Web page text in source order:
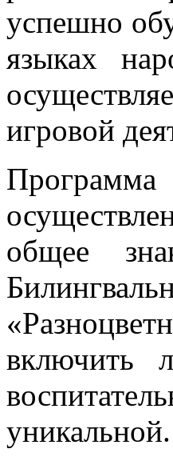
успешно
языках
игровой
общее
включить
уникальной.